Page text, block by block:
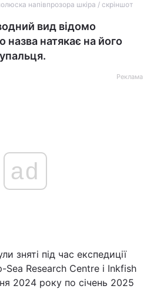
напівпрозора шкіра / скріншот
вид відомо
назва натякає на його
Реклама
ad
зняті під час експедиції
Research Centre і Inkfish
2024 року по січень 2025